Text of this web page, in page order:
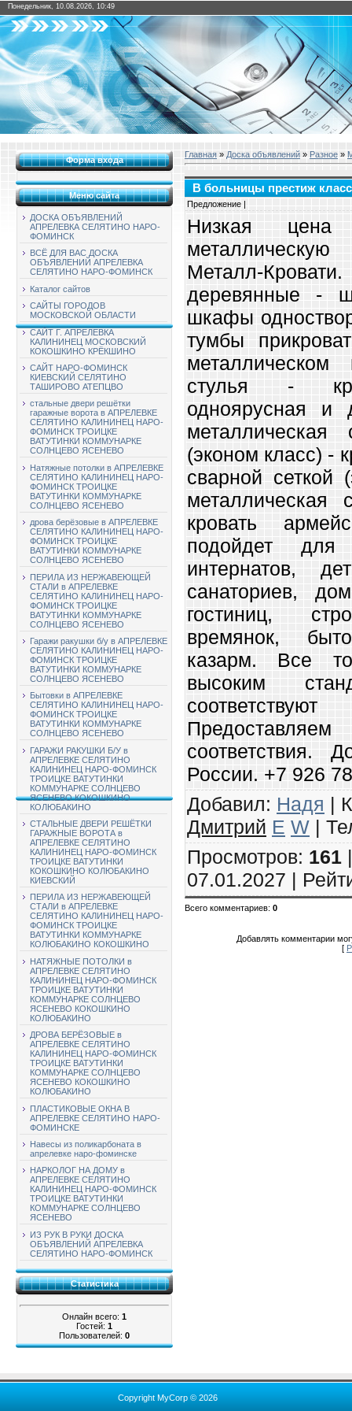
Понедельник, 10.08.2026, 10:49
Форма входа
Меню сайта
ДОСКА ОБЪЯВЛЕНИЙ
АПРЕЛЕВКА СЕЛЯТИНО НАРО-
ФОМИНСК
ВСЁ ДЛЯ ВАС ДОСКА
ОБЪЯВЛЕНИЙ АПРЕЛЕВКА
СЕЛЯТИНО НАРО-ФОМИНСК
Каталог сайтов
САЙТЫ ГОРОДОВ
МОСКОВСКОЙ ОБЛАСТИ
САЙТ Г. АПРЕЛЕВКА
КАЛИНИНЕЦ МОСКОВСКИЙ
КОКОШКИНО КРЁКШИНО
САЙТ НАРО-ФОМИНСК
КИЕВСКИЙ СЕЛЯТИНО
ТАШИРОВО АТЕПЦВО
стальные двери решётки
гаражные ворота в АПРЕЛЕВКЕ
СЕЛЯТИНО КАЛИНИНЕЦ НАРО-
ФОМИНСК ТРОИЦКЕ
ВАТУТИНКИ КОММУНАРКЕ
СОЛНЦЕВО ЯСЕНЕВО
Натяжные потолки в АПРЕЛЕВКЕ
СЕЛЯТИНО КАЛИНИНЕЦ НАРО-
ФОМИНСК ТРОИЦКЕ
ВАТУТИНКИ КОММУНАРКЕ
СОЛНЦЕВО ЯСЕНЕВО
дрова берёзовые в АПРЕЛЕВКЕ
СЕЛЯТИНО КАЛИНИНЕЦ НАРО-
ФОМИНСК ТРОИЦКЕ
ВАТУТИНКИ КОММУНАРКЕ
СОЛНЦЕВО ЯСЕНЕВО
ПЕРИЛА ИЗ НЕРЖАВЕЮЩЕЙ
СТАЛИ в АПРЕЛЕВКЕ
СЕЛЯТИНО КАЛИНИНЕЦ НАРО-
ФОМИНСК ТРОИЦКЕ
ВАТУТИНКИ КОММУНАРКЕ
СОЛНЦЕВО ЯСЕНЕВО
Гаражи ракушки б/у в АПРЕЛЕВКЕ
СЕЛЯТИНО КАЛИНИНЕЦ НАРО-
ФОМИНСК ТРОИЦКЕ
ВАТУТИНКИ КОММУНАРКЕ
СОЛНЦЕВО ЯСЕНЕВО
Бытовки в АПРЕЛЕВКЕ
СЕЛЯТИНО КАЛИНИНЕЦ НАРО-
ФОМИНСК ТРОИЦКЕ
ВАТУТИНКИ КОММУНАРКЕ
СОЛНЦЕВО ЯСЕНЕВО
ГАРАЖИ РАКУШКИ Б/У в
АПРЕЛЕВКЕ СЕЛЯТИНО
КАЛИНИНЕЦ НАРО-ФОМИНСК
ТРОИЦКЕ ВАТУТИНКИ
КОММУНАРКЕ СОЛНЦЕВО
ЯСЕНЕВО КОКОШКИНО
КОЛЮБАКИНО
СТАЛЬНЫЕ ДВЕРИ РЕШЁТКИ
ГАРАЖНЫЕ ВОРОТА в
АПРЕЛЕВКЕ СЕЛЯТИНО
КАЛИНИНЕЦ НАРО-ФОМИНСК
ТРОИЦКЕ ВАТУТИНКИ
КОКОШКИНО КОЛЮБАКИНО
КИЕВСКИЙ
ПЕРИЛА ИЗ НЕРЖАВЕЮЩЕЙ
СТАЛИ в АПРЕЛЕВКЕ
СЕЛЯТИНО КАЛИНИНЕЦ НАРО-
ФОМИНСК ТРОИЦКЕ
ВАТУТИНКИ КОММУНАРКЕ
КОЛЮБАКИНО КОКОШКИНО
НАТЯЖНЫЕ ПОТОЛКИ в
АПРЕЛЕВКЕ СЕЛЯТИНО
КАЛИНИНЕЦ НАРО-ФОМИНСК
ТРОИЦКЕ ВАТУТИНКИ
КОММУНАРКЕ СОЛНЦЕВО
ЯСЕНЕВО КОКОШКИНО
КОЛЮБАКИНО
ДРОВА БЕРЁЗОВЫЕ в
АПРЕЛЕВКЕ СЕЛЯТИНО
КАЛИНИНЕЦ НАРО-ФОМИНСК
ТРОИЦКЕ ВАТУТИНКИ
КОММУНАРКЕ СОЛНЦЕВО
ЯСЕНЕВО КОКОШКИНО
КОЛЮБАКИНО
ПЛАСТИКОВЫЕ ОКНА В
АПРЕЛЕВКЕ СЕЛЯТИНО НАРО-
ФОМИНСКЕ
Навесы из поликарбоната в
апрелевке наро-фоминске
НАРКОЛОГ НА ДОМУ в
АПРЕЛЕВКЕ СЕЛЯТИНО
КАЛИНИНЕЦ НАРО-ФОМИНСК
ТРОИЦКЕ ВАТУТИНКИ
КОММУНАРКЕ СОЛНЦЕВО
ЯСЕНЕВО
ИЗ РУК В РУКИ ДОСКА
ОБЪЯВЛЕНИЙ АПРЕЛЕВКА
СЕЛЯТИНО НАРО-ФОМИНСК
Статистика
Онлайн всего: 1
Гостей: 1
Пользователей: 0
Главная » Доска объявлений » Разное »
В больницы престиж
Предложение |
Низкая
Металл-
деревянные -
шкафы
тумбы
стулья -
одноярусная и
(эконом класс) -
сварной сеткой
кровать
подойдет для
интернатов,
санаториев,
гостиниц,
времянок,
казарм. Все
высоким
соответствия.
России. +7 926
Добавил: Надя |
Дмитрий E W |
Просмотров: 161
07.01.2027 |
Всего комментариев: 0
Добавлять комментарии
[
Copyright MyCorp © 2026